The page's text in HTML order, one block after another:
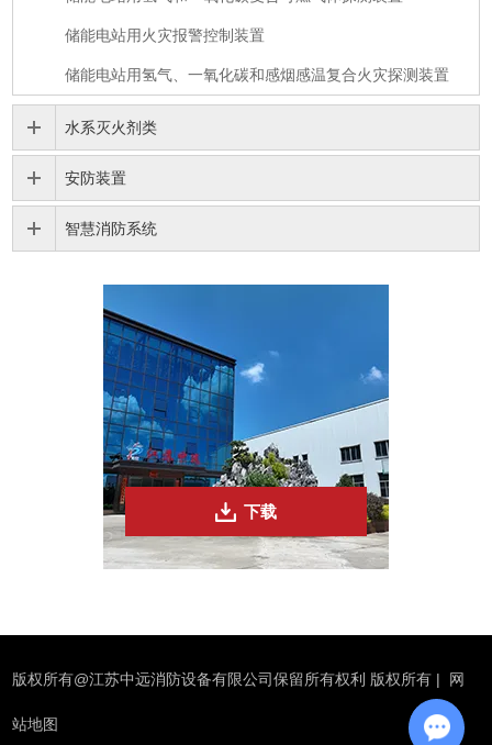
储能电站用火灾报警控制装置
储能电站用氢气、一氧化碳和感烟感温复合火灾探测装置
水系灭火剂类
安防装置
智慧消防系统
下载
版权所有@江苏中远消防设备有限公司保留所有权利 版权所有 | 网
站地图